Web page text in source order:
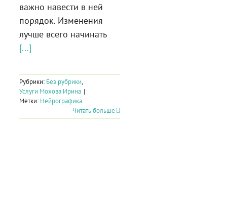
важно навести в ней
порядок. Изменения
лучше всего начинать
[...]
Рубрики: Без рубрики,
Услуги Мохова Ирина |
Метки: Нейрографика
Читать больше